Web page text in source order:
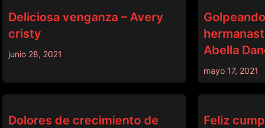
Deliciosa venganza – Avery
cristy
junio 28, 2021
Abella
mayo 17, 2021
Dolores de crecimiento de
Feliz